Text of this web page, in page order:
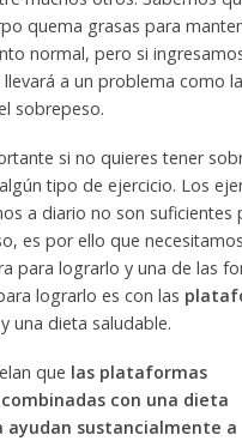
quema grasas para
normal, pero si
a un problema como la
sobrepeso.
si no quieres tener
tipo de ejercicio. Los
a diario no son suficientes
es por ello que
para lograrlo y una de las
lograrlo es con las
una dieta saludable.
que las plataformas
con una dieta
ayudan sustancialmente a